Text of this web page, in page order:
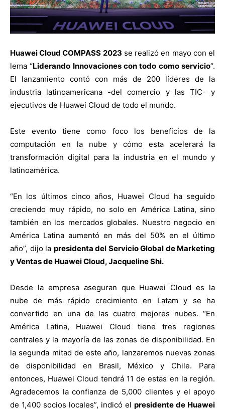
Huawei Cloud COMPASS 2023 se realizó en mayo con el
lema “Liderando Innovaciones con todo como servicio“.
El lanzamiento contó con más de 200 líderes de la
industria latinoamericana -del comercio y las TIC- y
ejecutivos de Huawei Cloud de todo el mundo.
Este evento tiene como foco los beneficios de la
computación en la nube y cómo esta acelerará la
transformación digital para la industria en el mundo y
latinoamérica.
“En los últimos cinco años, Huawei Cloud ha seguido
creciendo muy rápido, no solo en América Latina, sino
también en los mercados globales. Nuestro negocio en
América Latina aumentó en más del 50% en el último
año”, dijo la presidenta del Servicio Global de Marketing
y Ventas de Huawei Cloud, Jacqueline Shi.
Desde la empresa aseguran que Huawei Cloud es la
nube de más rápido crecimiento en Latam y se ha
convertido en una de las cuatro mejores nubes. “En
América Latina, Huawei Cloud tiene tres regiones
centrales y la mayoría de las zonas de disponibilidad. En
la segunda mitad de este año, lanzaremos nuevas zonas
de disponibilidad en Brasil, México y Chile. Para
entonces, Huawei Cloud tendrá 11 de estas en la región.
Agradecemos la confianza de 5,000 clientes y el apoyo
de 1,400 socios locales”, indicó el presidente de Huawei